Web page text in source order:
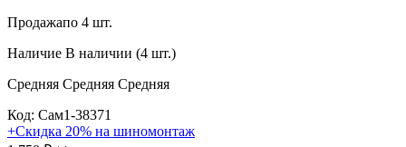
Продажапо 4 шт.
Наличие В наличии (4 шт.)
Средняя Средняя Средняя
Код: Сам1-38371
+Скидка 20% на шиномонтаж